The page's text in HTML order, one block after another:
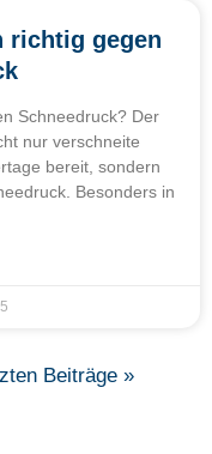
richtig gegen
Schneedruck? Der
nur verschneite
bereit, sondern
Besonders in
Beiträge »